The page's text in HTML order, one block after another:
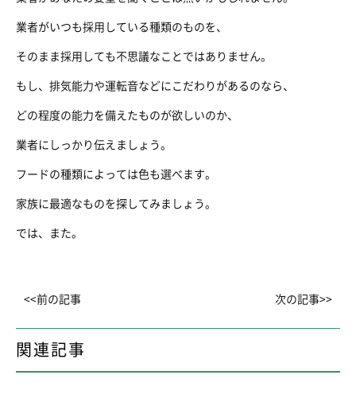
業者がいつも採用している種類のものを、
そのまま採用しても不思議なことではありません。
もし、排気能力や運転音などにこだわりがあるのなら、
どの程度の能力を備えたものが欲しいのか、
業者にしっかり伝えましょう。
フードの種類によっては色も選べます。
家族に最適なものを探してみましょう。
では、また。
<<前の記事 次の記事>>
関連記事